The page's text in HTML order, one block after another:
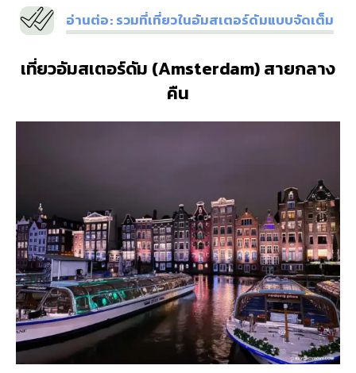
อ่านต่อ: รวมที่เที่ยวในอัมสเตอร์ดัมแบบจัดเต็ม
เที่ยวอัมสเตอร์ดัม (Amsterdam)สายกลาง
คืน